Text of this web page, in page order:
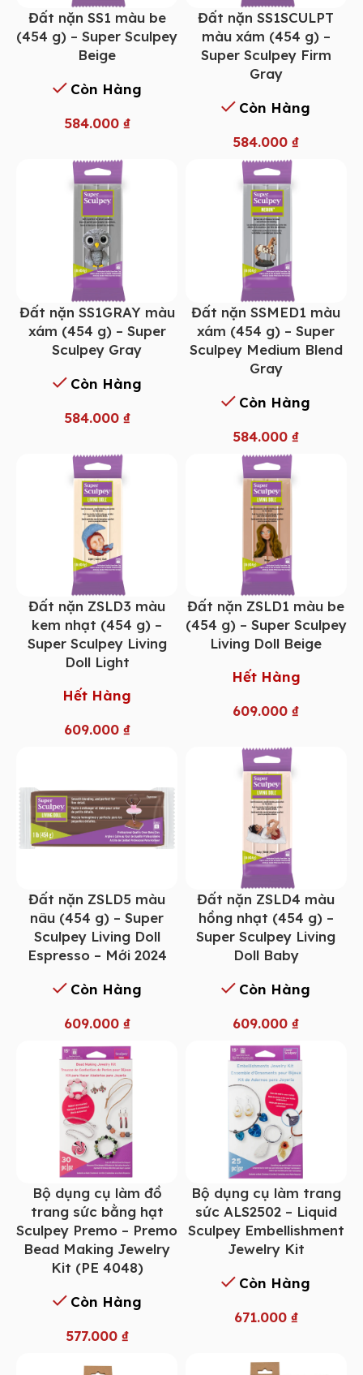
Đất nặn SS1 màu be
(454 g) – Super Sculpey
Beige
Còn Hàng
584.000 ₫
Đất nặn SS1SCULPT
màu xám (454 g) –
Super Sculpey Firm
Gray
Còn Hàng
584.000₫
Đất nặn SS1GRAY màu
xám (454 g) – Super
Sculpey Gray
Còn Hàng
584.000 ₫
Đất nặn SSMED1 màu
xám (454 g) – Super
Sculpey Medium Blend
Gray
Còn Hàng
584.000₫
Đất nặn ZSLD3 màu
kem nhạt (454 g) –
Super Sculpey Living
Doll Light
Hết Hàng
609.000 ₫
Đất nặn ZSLD1 màu be
(454 g) – Super Sculpey
Living Doll Beige
Hết Hàng
609.000₫
Đất nặn ZSLD5 màu
nâu (454 g) – Super
Sculpey Living Doll
Espresso – Mới 2024
Còn Hàng
609.000 ₫
Đất nặn ZSLD4 màu
hồng nhạt (454 g) –
Super Sculpey Living
Doll Baby
Còn Hàng
609.000₫
Bộ dụng cụ làm đồ
trang sức bằng hạt
Sculpey Premo – Premo
Bead Making Jewelry
Kit (PE 4048)
Còn Hàng
577.000 ₫
Bộ dụng cụ làm trang
sức ALS2502 – Liquid
Sculpey Embellishment
Jewelry Kit
Còn Hàng
671.000 ₫